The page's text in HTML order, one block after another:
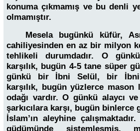
konuma çıkmamış ve bu denli
olmamıştır.
Mesela bugünkü küfür,
cahiliyesinden en az bir milyon
tehlikeli durumdadır. O
karşılık, bugün 4-5 tane süper
günkü bir İbni Selül, bir İbni
karşılık, bugün yüzlerce
odağı vardır. O günkü alaycı ve
şarkıcılara karşı, bugün binlerce
İslam’ın aleyhine
güdümünde sistemleşmiş,